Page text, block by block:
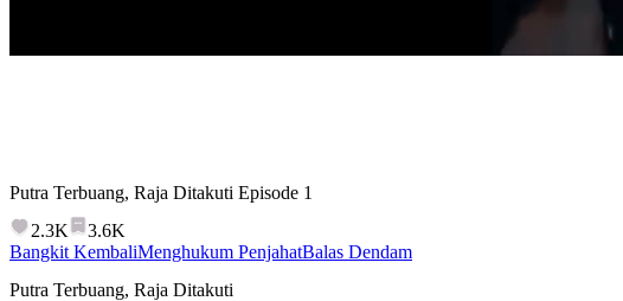
Putra Terbuang, Raja Ditakuti Episode 1
2.3K
3.6K
Bangkit KembaliMenghukum PenjahatBalas Dendam
Putra Terbuang, Raja Ditakuti